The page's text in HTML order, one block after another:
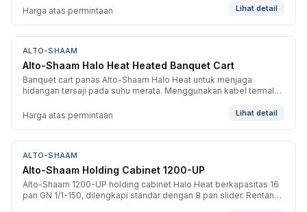
840 x 915 x 17 mm.
Harga atas permintaan Lihat detail
BARU
ALTO-SHAAM
Alto-Shaam Halo Heat Heated Banquet Cart
Banquet cart panas Alto-Shaam Halo Heat untuk menjaga
hidangan tersaji pada suhu merata. Menggunakan kabel termal
sekeliling dinding untuk menahan panas.
Harga atas permintaan Lihat detail
BARU
ALTO-SHAAM
Alto-Shaam Holding Cabinet 1200-UP
Alto-Shaam 1200-UP holding cabinet Halo Heat berkapasitas 16
pan GN 1/1-150, dilengkapi standar dengan 8 pan slider. Rentang